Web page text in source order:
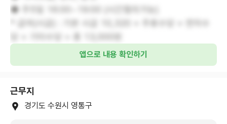
◆ 주5일 16:00~19:00 (시간협의가능)
앱으로 내용 확인하기
근무지
경기도 수원시 영통구